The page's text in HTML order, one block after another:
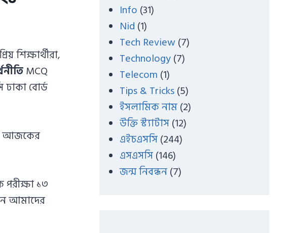
শিক্ষার্থীরা,
MCQ
বোর্ড
আজকের
পরীক্ষা ১৩
আমাদের
Info (31)
Nid (1)
Tech Review(7)
Technology(7)
Telecom (1)
Tips & Tricks(5)
ইসলামিক নাম(2)
উক্তি স্ট্যাটাস(12)
এইচএসসি(244)
এসএসসি(146)
জন্ম নিবন্ধন(7)